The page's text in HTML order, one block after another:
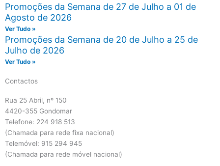
Promoções da Semana de 27 de Julho a 01 de
Agosto de 2026
Ver Tudo »
Promoções da Semana de 20 de Julho a 25 de
Julho de 2026
Ver Tudo »
Contactos
Rua 25 Abril, nº 150
4420-355 Gondomar
Telefone: 224 918 513
(Chamada para rede fixa nacional)
Telemóvel: 915 294 945
(Chamada para rede móvel nacional)